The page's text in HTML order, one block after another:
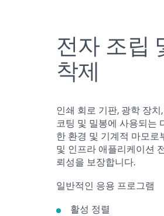
전자 조립
착제
인쇄 회로 기판, 광학 장
코팅 및 밀봉에 사용되는
한 환경 및 기계적 마모로
및 인프라 애플리케이션
뢰성을 보장합니다.
일반적인 응용 프로그램
활성 정렬